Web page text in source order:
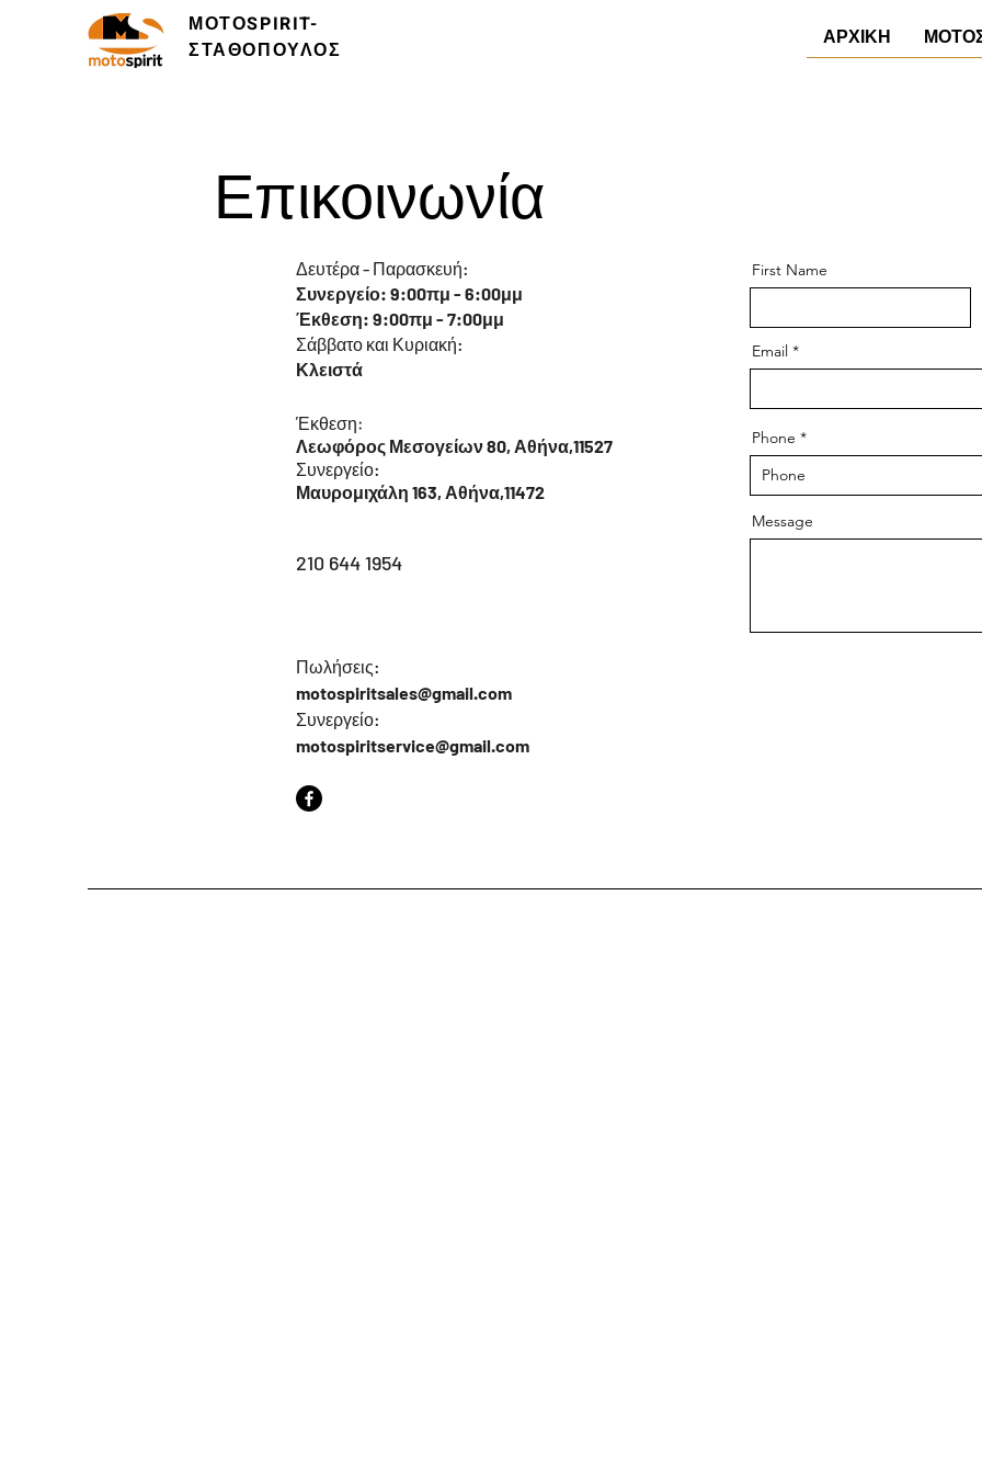
ΜΟΤΟSPIRIT-
ΣΤΑΘΟΠΟΥΛΟΣ
ΑΡΧΙΚΗ
Επικοινωνία
Δευτέρα - Παρασκευή:
Συνεργείο: 9:00πμ - 6:00μμ
Έκθεση: 9:00πμ - 7:00μμ
Σάββατο και Κυριακή:
Κλειστά
Έκθεση:
Λεωφόρος Μεσογείων 80, Αθήνα,11527
Συνεργείο:
Μαυρομιχάλη 163, Αθήνα,11472
210 644 1954
Πωλήσεις:
motospiritsales@gmail.com
Συνεργείο:
motospiritservice@gmail.com
First Name
Email
Phone
Message